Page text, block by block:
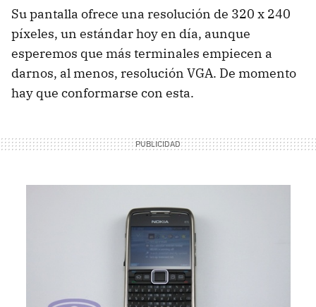
Su pantalla ofrece una resolución de 320 x 240
píxeles, un estándar hoy en día, aunque
esperemos que más terminales empiecen a
darnos, al menos, resolución VGA. De momento
hay que conformarse con esta.